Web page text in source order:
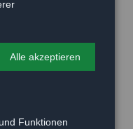
Alle akzeptieren
Funktionen